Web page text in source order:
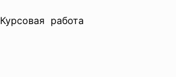
Курсовая работа